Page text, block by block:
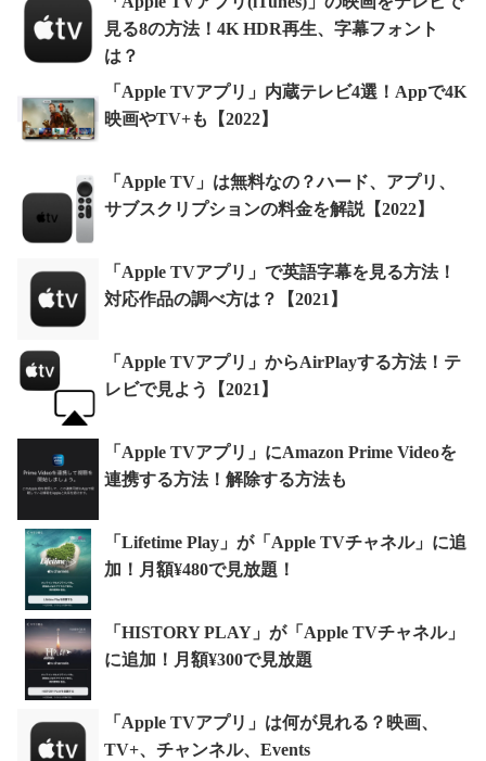
見る8の方法！4K HDR再生、字幕フォント
は？
「Apple TVアプリ」内蔵テレビ4選！Appで4K
映画やTV+も【2022】
「Apple TV」は無料なの？ハード、アプリ、
サブスクリプションの料金を解説【2022】
「Apple TVアプリ」で英語字幕を見る方法！
対応作品の調べ方は？【2021】
「Apple TVアプリ」からAirPlayする方法！テ
レビで見よう【2021】
「Apple TVアプリ」にAmazon Prime Videoを
連携する方法！解除する方法も
「Lifetime Play」が「Apple TVチャネル」に追
加！月額¥480で見放題！
「HISTORY PLAY」が「Apple TVチャネル」
に追加！月額¥300で見放題
「Apple TVアプリ」は何が見れる？映画、
TV+、チャンネル、Events